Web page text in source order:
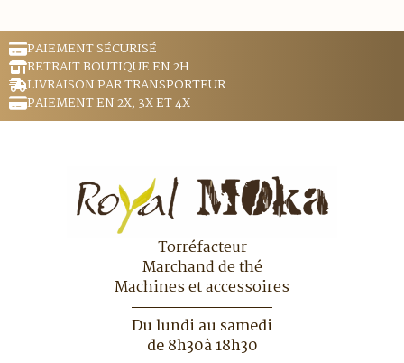
PAIEMENT SÉCURISÉ
RETRAIT BOUTIQUE EN 2H
LIVRAISON PAR TRANSPORTEUR
PAIEMENT EN 2X, 3X ET 4X
Torréfacteur
Marchand de thé
Machines et accessoires
Du lundi au samedi
de 8h30à 18h30